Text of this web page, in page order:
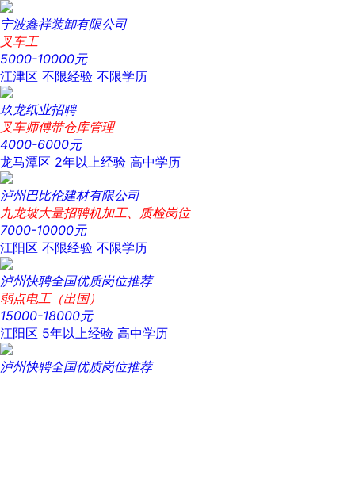
宁波鑫祥装卸有限公司
叉车工
5000-10000元
江津区 不限经验 不限学历
玖龙纸业招聘
叉车师傅带仓库管理
4000-6000元
龙马潭区 2年以上经验 高中学历
泸州巴比伦建材有限公司
九龙坡大量招聘机加工、质检岗位
7000-10000元
江阳区 不限经验 不限学历
泸州快聘全国优质岗位推荐
弱点电工（出国）
15000-18000元
江阳区 5年以上经验 高中学历
泸州快聘全国优质岗位推荐